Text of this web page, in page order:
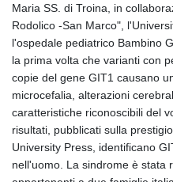
Maria SS. di Troina, in
Rodolico -San Marco",
l'ospedale pediatrico Bambino
la prima volta che varianti con
copie del gene GIT1 causano
microcefalia, alterazioni
caratteristiche riconoscibili del
risultati, pubblicati sulla
University Press, identificano
nell'uomo. La sindrome è stata